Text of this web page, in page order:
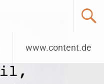
www.content.de